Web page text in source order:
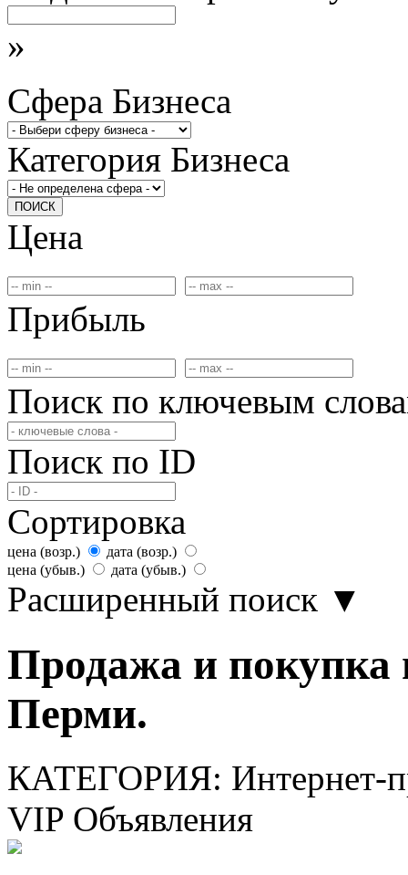
»
Сфера Бизнеса
Категория Бизнеса
ПОИСК
Цена
Прибыль
Поиск по ключевым
Поиск по ID
Сортировка
цена (возр.)
дата (возр.)
цена (убыв.)
дата (убыв.)
Расширенный поиск ▼
Продажа и покупка
Перми.
КАТЕГОРИЯ: Интернет-
VIP Объявления